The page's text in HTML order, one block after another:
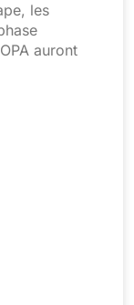
les
auront